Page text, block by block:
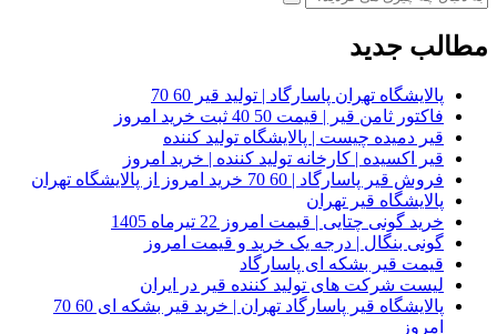
مطالب جدید
پالایشگاه تهران پاسارگاد | تولید قیر 60 70
فاکتور ثامن قیر | قیمت 50 40 ثبت خرید امروز
قیر دمیده چیست | پالایشگاه تولید کننده
قیر اکسیده | کارخانه تولید کننده | خرید امروز
فروش قیر پاسارگاد | 60 70 خرید امروز از پالایشگاه تهران
پالایشگاه قیر تهران
خرید گونی چتایی | قیمت امروز 22 تیرماه 1405
گونی بنگال | درجه یک خرید و قیمت امروز
قیمت قیر بشکه ای پاسارگاد
لیست شرکت های تولید کننده قیر در ایران
پالایشگاه قیر پاسارگاد تهران | خرید قیر بشکه ای 60 70
امروز